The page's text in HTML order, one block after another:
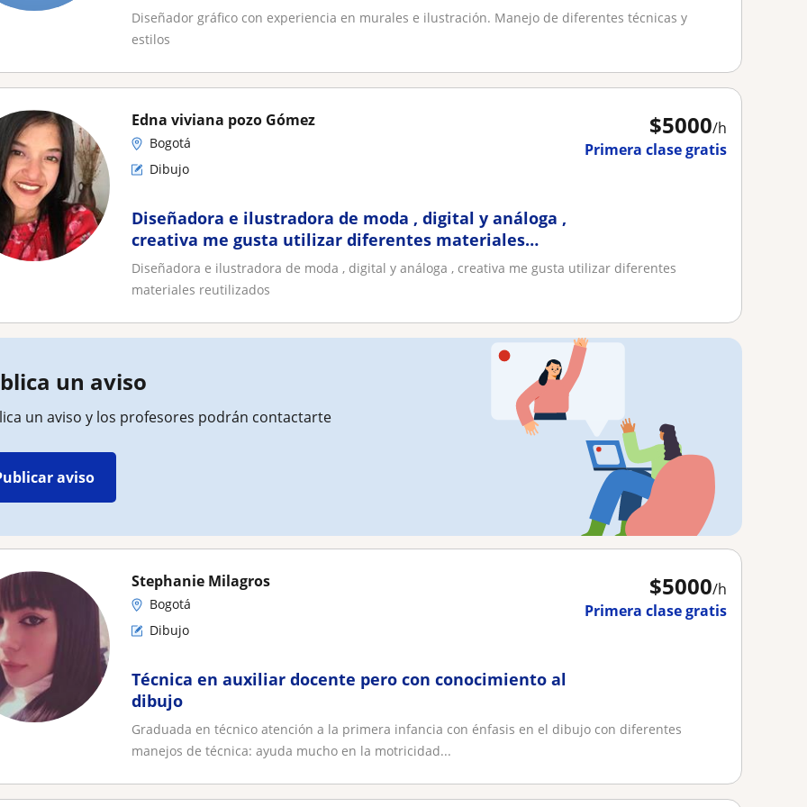
Diseñador gráfico con experiencia en murales e ilustración. Manejo de diferentes técnicas y
estilos
$5000/h
Primera clase gratis
Edna viviana pozo Gómez
Bogotá
Dibujo
Diseñadora e ilustradora de moda , digital y análoga ,
creativa me gusta utilizar diferentes materiales
reutilizados
Diseñadora e ilustradora de moda , digital y análoga , creativa me gusta utilizar diferentes
materiales reutilizados
un aviso
un aviso y los profesores podrán contactarte
aviso
$5000/h
Primera clase gratis
Stephanie Milagros
Bogotá
Dibujo
Técnica en auxiliar docente pero con conocimiento al
dibujo
Graduada en técnico atención a la primera infancia con énfasis en el dibujo con diferentes
manejos de técnica: ayuda mucho en la motricidad...